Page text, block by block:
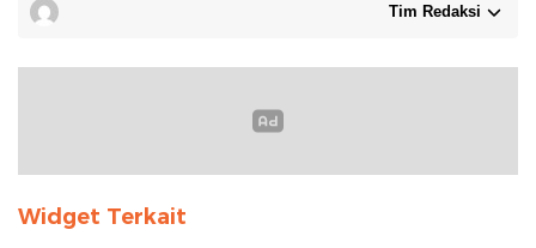
Tim Redaksi
Widget Terkait